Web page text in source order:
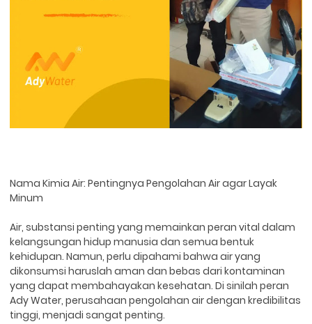
Nama Kimia Air: Pentingnya Pengolahan Air agar Layak
Minum
Air, substansi penting yang memainkan peran vital dalam
kelangsungan hidup manusia dan semua bentuk
kehidupan. Namun, perlu dipahami bahwa air yang
dikonsumsi haruslah aman dan bebas dari kontaminan
yang dapat membahayakan kesehatan. Di sinilah peran
Ady Water, perusahaan pengolahan air dengan kredibilitas
tinggi, menjadi sangat penting.